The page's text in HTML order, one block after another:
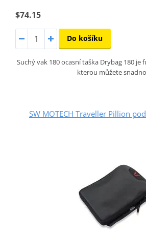
$74.15
Do košíku
Suchý vak 180 ocasní taška Drybag 180 je
kterou můžete
SW MOTECH Traveller Pillion